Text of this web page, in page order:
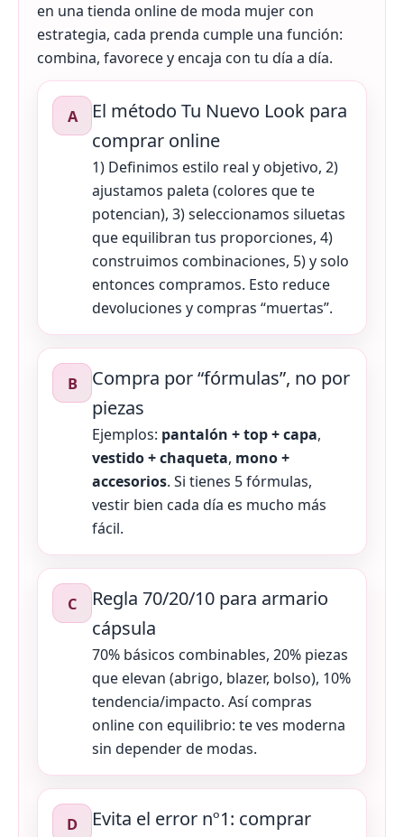
en una tienda online de moda mujer con
estrategia, cada prenda cumple una función:
combina, favorece y encaja con tu día a día.
A
El método Tu Nuevo Look para
comprar online
1) Definimos estilo real y objetivo, 2)
ajustamos paleta (colores que te
potencian), 3) seleccionamos siluetas
que equilibran tus proporciones, 4)
construimos combinaciones, 5) y solo
entonces compramos. Esto reduce
devoluciones y compras “muertas”.
B
Compra por “fórmulas”, no por
piezas
Ejemplos: pantalón + top + capa,
vestido + chaqueta, mono +
accesorios. Si tienes 5 fórmulas,
vestir bien cada día es mucho más
fácil.
C
Regla 70/20/10 para armario
cápsula
70% básicos combinables, 20% piezas
que elevan (abrigo, blazer, bolso), 10%
tendencia/impacto. Así compras
online con equilibrio: te ves moderna
sin depender de modas.
D
Evita el error nº1: comprar